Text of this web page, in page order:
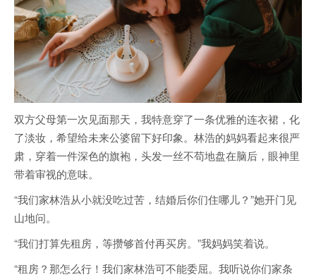
双方父母第一次见面那天，我特意穿了一条优雅的连衣裙，化
了淡妆，希望给未来公婆留下好印象。林浩的妈妈看起来很严
肃，穿着一件深色的旗袍，头发一丝不苟地盘在脑后，眼神里
带着审视的意味。
“我们家林浩从小就没吃过苦，结婚后你们住哪儿？”她开门见
山地问。
“我们打算先租房，等攒够首付再买房。”我妈妈笑着说。
“租房？那怎么行！我们家林浩可不能委屈。我听说你们家条